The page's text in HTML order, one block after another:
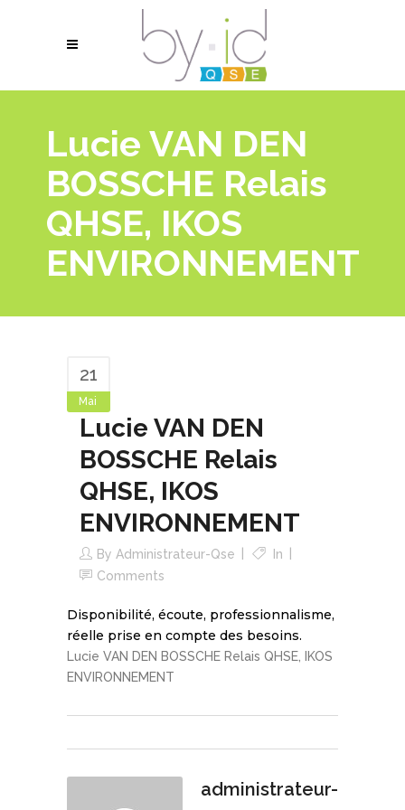
Lucie VAN DEN
BOSSCHE Relais
QHSE, IKOS
ENVIRONNEMENT
21
Mai
Lucie VAN DEN
BOSSCHE Relais
QHSE, IKOS
ENVIRONNEMENT
By Administrateur-Qse
In
Comments
Disponibilité, écoute, professionnalisme,
réelle prise en compte des besoins.
Lucie VAN DEN BOSSCHE Relais QHSE, IKOS
ENVIRONNEMENT
administrateur-